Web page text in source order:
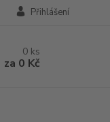
Přihlášení
0 ks
za 0 Kč